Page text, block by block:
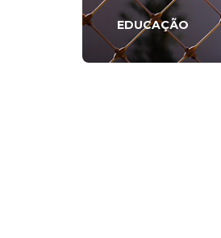
EDUCAÇÃO